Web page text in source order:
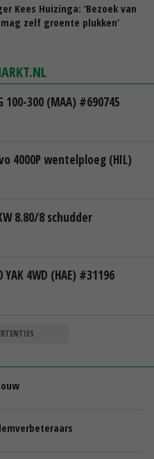
Kees Huizinga: ‘Bezoek van
zelf groente plukken’
100-300 (MAA) #690745
4000P wentelploeg (HIL)
8.80/8 schudder
4WD (HAE) #31196